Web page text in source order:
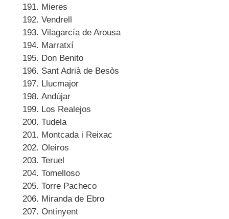
Mieres
Vendrell
Vilagarcía de Arousa
Marratxí
Don Benito
Sant Adrià de Besòs
Llucmajor
Andújar
Los Realejos
Tudela
Montcada i Reixac
Oleiros
Teruel
Tomelloso
Torre Pacheco
Miranda de Ebro
Ontinyent